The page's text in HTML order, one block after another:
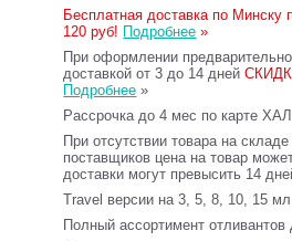
Бесплатная доставка по Минску
120 руб! Подробнее »
При оформлении
доставкой от 3 до 14 дней
Подробнее »
Рассрочка до 4 мес по карте
При отсутствии товара на
поставщиков цена на товар
доставки могут превысить 14
Travel версии на 3, 5, 8, 10, 15 мл
Полный ассортимент